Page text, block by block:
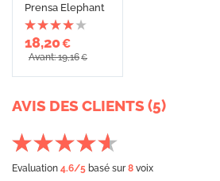
Prensa Elephant
18,20€
Avant: 19,16€
AVIS DES CLIENTS (5)
Evaluation 4.6/5 basé sur8 voix